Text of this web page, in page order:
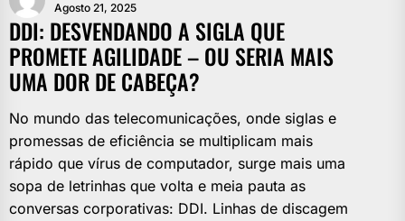
Agosto 21, 2025
DDI: DESVENDANDO A SIGLA QUE
PROMETE AGILIDADE – OU SERIA MAIS
UMA DOR DE CABEÇA?
No mundo das telecomunicações, onde siglas e
promessas de eficiência se multiplicam mais
rápido que vírus de computador, surge mais uma
sopa de letrinhas que volta e meia pauta as
conversas corporativas: DDI. Linhas de discagem